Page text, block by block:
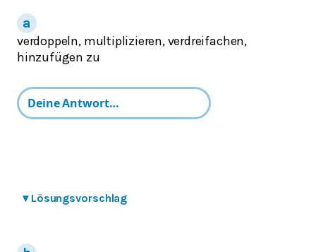
verdoppeln, multiplizieren, verdreifachen,
hinzufügen zu
▾ Lösungsvorschlag